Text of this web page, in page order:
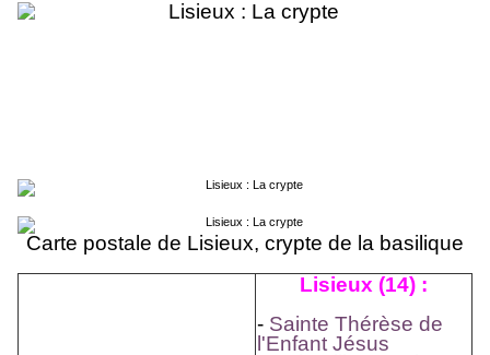
Carte postale de Lisieux, crypte de la basilique
Lisieux (14) :
- Sainte Thérèse de
l'Enfant Jésus